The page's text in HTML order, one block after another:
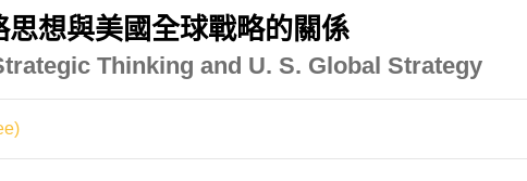
思想與美國全球戰略的關係
Thinking and U. S. Global Strategy